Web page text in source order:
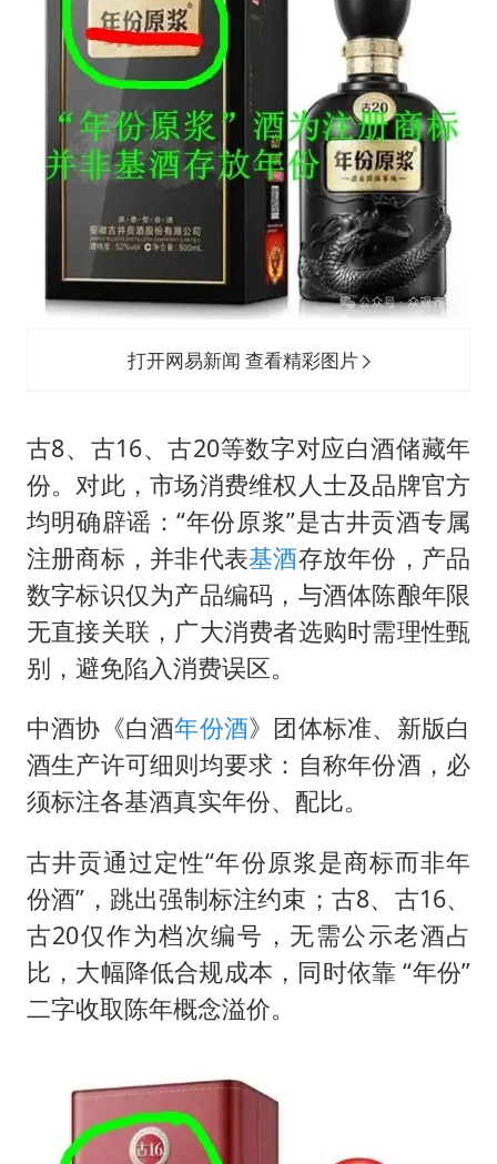
打开网易新闻 查看精彩图片
古8、古16、古20等数字对应白酒储藏年
份。对此，市场消费维权人士及品牌官方
均明确辟谣：“年份原浆”是古井贡酒专属
注册商标，并非代表基酒存放年份，产品
数字标识仅为产品编码，与酒体陈酿年限
无直接关联，广大消费者选购时需理性甄
别，避免陷入消费误区。
中酒协《白酒年份酒》团体标准、新版白
酒生产许可细则均要求：自称年份酒，必
须标注各基酒真实年份、配比。
古井贡通过定性“年份原浆是商标而非年
份酒”，跳出强制标注约束；古8、古16、
古20仅作为档次编号，无需公示老酒占
比，大幅降低合规成本，同时依靠 “年份”
二字收取陈年概念溢价。